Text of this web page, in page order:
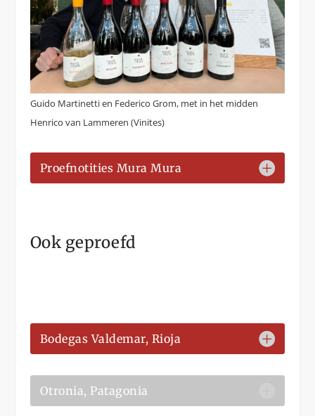
Guido Martinetti en Federico Grom, met in het midden
Henrico van Lammeren (Vinites)
Proefnotities Mura Mura
Ook geproefd
Bodegas Valdemar, Rioja
Otronia, Patagonia